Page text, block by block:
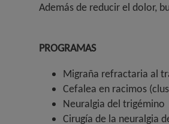
Además de reducir el dolor,
PROGRAMAS
Migraña refractaria al
Cefalea en racimos
Neuralgia del trigémino
Cirugía de la neuralgia